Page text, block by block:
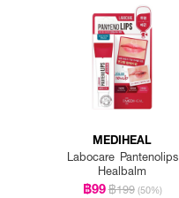
MEDIHEAL
Labocare Pantenolips
Healbalm
฿99฿199 (50%)